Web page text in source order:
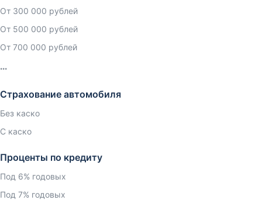
От 300 000 рублей
От 500 000 рублей
От 700 000 рублей
Страхование автомобиля
Без каско
С каско
Проценты по кредиту
Под 6% годовых
Под 7% годовых